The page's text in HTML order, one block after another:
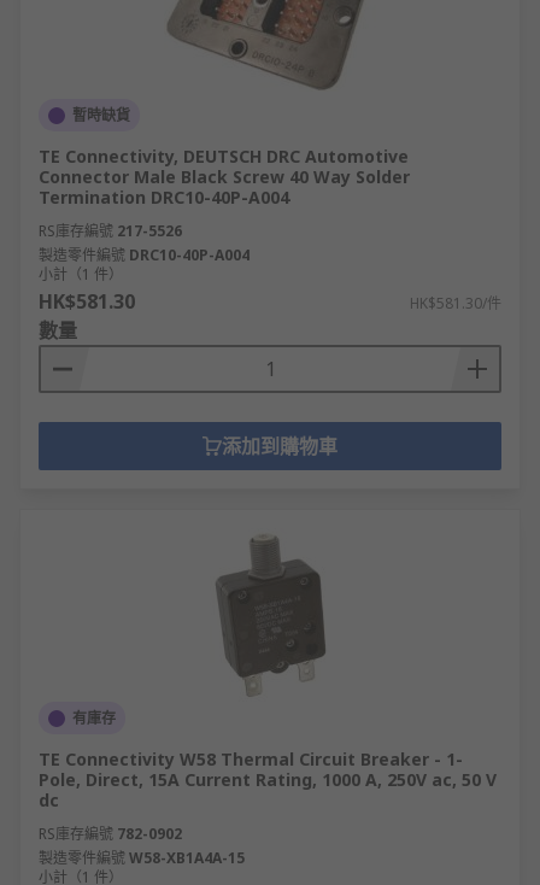
暫時缺貨
TE Connectivity, DEUTSCH DRC Automotive
Connector Male Black Screw 40 Way Solder
Termination DRC10-40P-A004
RS庫存編號 217-5526
製造零件編號 DRC10-40P-A004
小計（1 件）
HK$581.30 HK$581.30/件
數量
添加到購物車
有庫存
TE Connectivity W58 Thermal Circuit Breaker - 1-
Pole, Direct, 15A Current Rating, 1000 A, 250V ac, 50 V
dc
RS庫存編號 782-0902
製造零件編號W58-XB1A4A-15
小計（1 件）